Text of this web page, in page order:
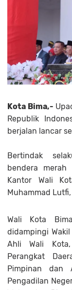
Kota Bima,-
Republik
berjalan lancar
Bertindak
bendera
Kantor Wali
Muhammad
Wali Kota
didampingi
Ahli Wali
Perangkat
Pimpinan dan
Pengadilan